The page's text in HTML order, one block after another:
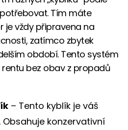
Tím máte
je vždy připravena na
zatímco zbytek
období. Tento systém
bez obav z propadů
– Tento kyblík je váš
konzervativní